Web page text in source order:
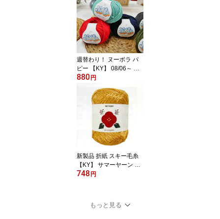
週替わり！ ヌーボラ パ
ピー 【KY】 08/06～ サ
マーヤーン 春夏 毛糸 pu
ppy 編み物 手編み糸
880 円
新製品 折紙 スキー毛糸
【KY】 サマーヤーン 毛
糸 編み物
748 円
もっと見る